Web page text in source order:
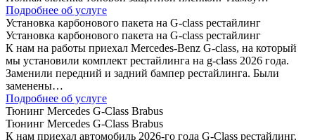
Подробнее об услуге
Установка карбонового пакета на G-class рестайлинг
Установка карбонового пакета на G-class рестайлинг
К нам на работы приехал Mercedes-Benz G-class, на который
мы установили комплект рестайлинга на g-class 2026 года.
Заменили передний и задний бампер рестайлинга. Были
заменены…
Подробнее об услуге
Тюнинг Mercedes G-Class Brabus
Тюнинг Mercedes G-Class Brabus
К нам приехал автомобиль 2026-го года G-Class рестайлинг.